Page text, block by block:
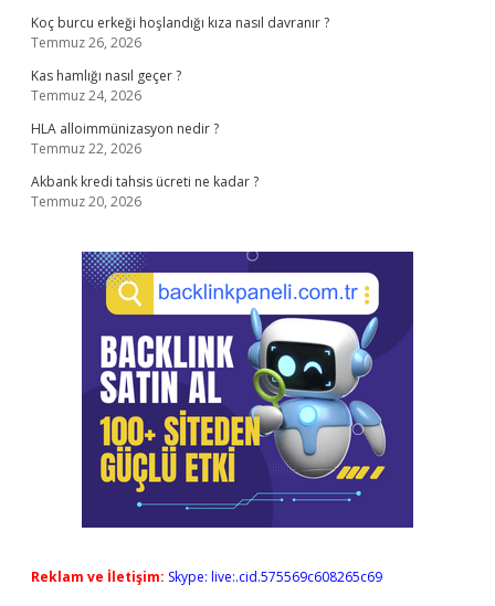
Koç burcu erkeği hoşlandığı kıza nasıl davranır ?
Temmuz 26, 2026
Kas hamlığı nasıl geçer ?
Temmuz 24, 2026
HLA alloimmünizasyon nedir ?
Temmuz 22, 2026
Akbank kredi tahsis ücreti ne kadar ?
Temmuz 20, 2026
Reklam ve İletişim: Skype: live:.cid.575569c608265c69